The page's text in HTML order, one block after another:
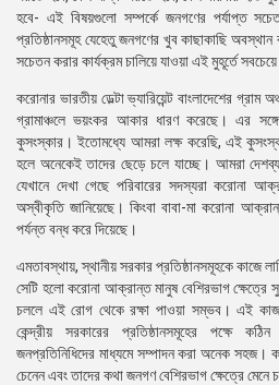
হবে- এই বিষয়গুলো সম্পর্কে জনগণের পর্যাপ্ত
প্রতিষ্ঠানসমূহ যেহেতু জনগণের খুব কাছাকাছি
সচেতন করার কার্যক্রম চালিয়ে যাওয়া এই মুহূর্তে
করোনার ভারতীয় ডেল্টা ভ্যারিয়েন্ট বাংলাদেশের গ্রাম
গ্রামাঞ্চলে ভয়ংকর আকার ধারণ করেছে। এর
কুসংস্কার। ইতোমধ্যে আমরা লক্ষ করেছি, এই
হলে অনেকেই তাদের ছেড়ে চলে যাচ্ছে। আমরা
যেখানে দেখা গেছে পরিবারের সদস্যরা করোনা
অস্বীকৃতি জানিয়েছে। কিংবা বাবা-মা করোনা
পর্যন্ত বন্ধ করে দিয়েছে।
এমতাবস্থায়, স্থানীয় সরকার প্রতিষ্ঠানসমূহকে কাজে
সেটি হলো করোনা আক্রান্ত মানুষ বেশিরভাগ ক্ষেত্রে
চললে এই রোগ থেকে রক্ষা পাওয়া সম্ভব। এই
কেন্দ্রীয় সরকারের প্রতিষ্ঠানসমূহের পক্ষে
জনপ্রতিনিধিদের মাধ্যমে সম্পাদন করা অনেক সহজ।
চেনেন এবং তাদের কথা জনগণ বেশিরভাগ ক্ষেত্রে মেনে